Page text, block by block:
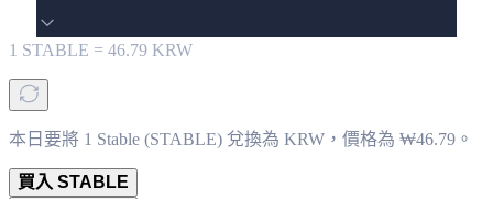
1 STABLE = 46.79 KRW
本日要將 1 Stable (STABLE) 兌換為 KRW，價格為 ₩46.79。
買入 STABLE